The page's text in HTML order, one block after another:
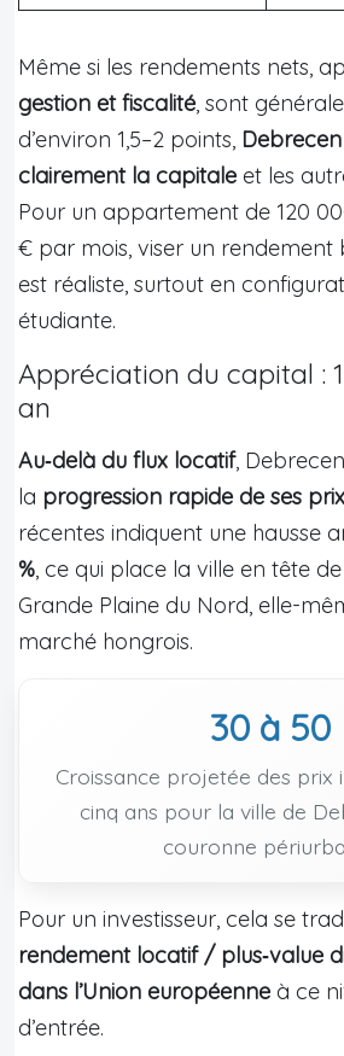
Même si les rendements nets,
gestion et fiscalité, sont
d’environ 1,5–2 points,
clairement la capitale et les
Pour un appartement de 120
€ par mois, viser un rendement
est réaliste, surtout en
étudiante.
Appréciation du capital :
an
Au‑delà du flux locatif,
la progression rapide de ses prix
récentes indiquent une hausse
%, ce qui place la ville en tête
Grande Plaine du Nord, elle-
marché hongrois.
30 à 50
Croissance projetée des prix
cinq ans pour la ville de
couronne
Pour un investisseur, cela se
rendement locatif / plus‑value
dans l’Union européenne à ce
d’entrée.